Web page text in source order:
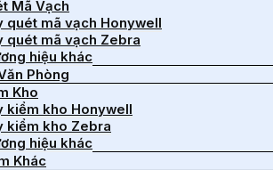
Mã Vạch
quét mã vạch Honywell
quét mã vạch Zebra
hiệu khác
Phòng
Kho
kiểm kho Honywell
kiểm kho Zebra
hiệu khác
Khác